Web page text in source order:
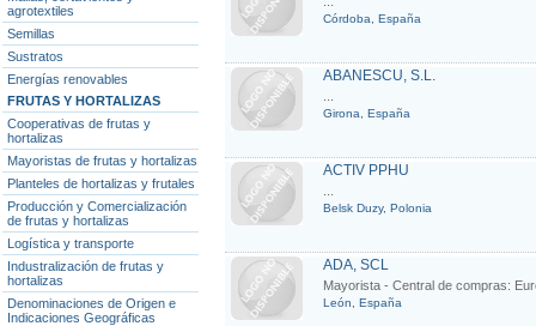
agrotextiles
Semillas
Sustratos
Energías renovables
FRUTAS Y HORTALIZAS
Cooperativas de frutas y
hortalizas
Mayoristas de frutas y hortalizas
Planteles de hortalizas y frutales
Producción y Comercialización
de frutas y hortalizas
Logística y transporte
Industralización de frutas y
hortalizas
Denominaciones de Origen e
Indicaciones Geográficas
Córdoba, España
ABANESCU, S.L.
Girona, España
ACTIV PPHU
Belsk Duzy, Polonia
ADA, SCL
Mayorista - Central de compras:
León, España